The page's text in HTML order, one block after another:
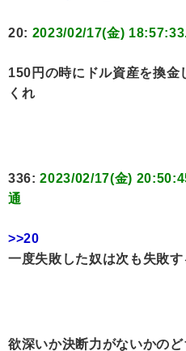
20: 2023/02/17(金)
150円の時にドル資産を換金
くれ
336:2023/02/17(金)
通
>>20
一度失敗した奴は次も失敗す
欲深いか決断力がないかのど